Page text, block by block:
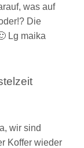
was auf
Die
Lg maika
wir sind
Koffer wieder